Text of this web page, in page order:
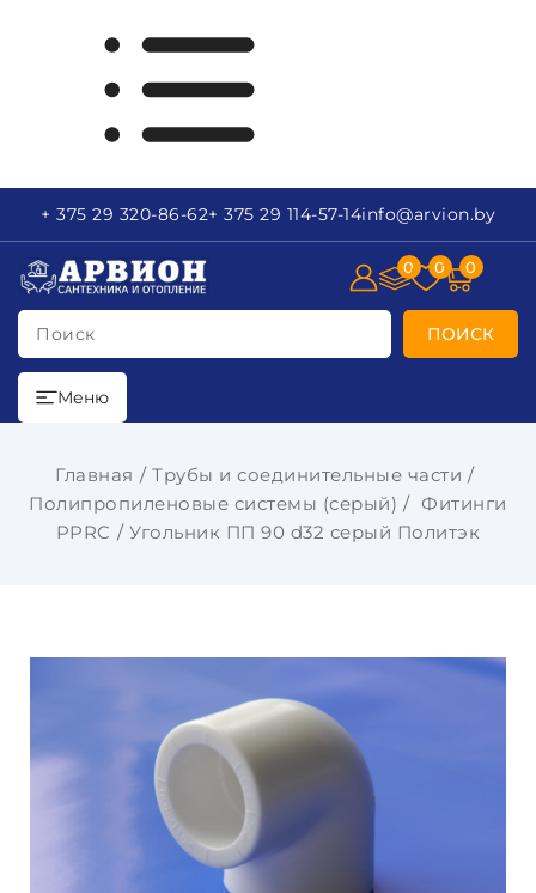
+ 375 29 320-86-62+ 375 29 114-57-14info@arvion.by
Поиск ПОИСК
0 0 0
Меню
Главная
Трубы и соединительные части
Полипропиленовые системы (серый)
Фитинги
PPRC
Угольник ПП 90 d32 серый Политэк